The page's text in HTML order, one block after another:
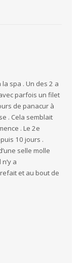
la spa . Un des 2 a
parfois un filet
de panacur à
. Cela semblait
. Le 2e
10 jours .
selle molle
a
et au bout de